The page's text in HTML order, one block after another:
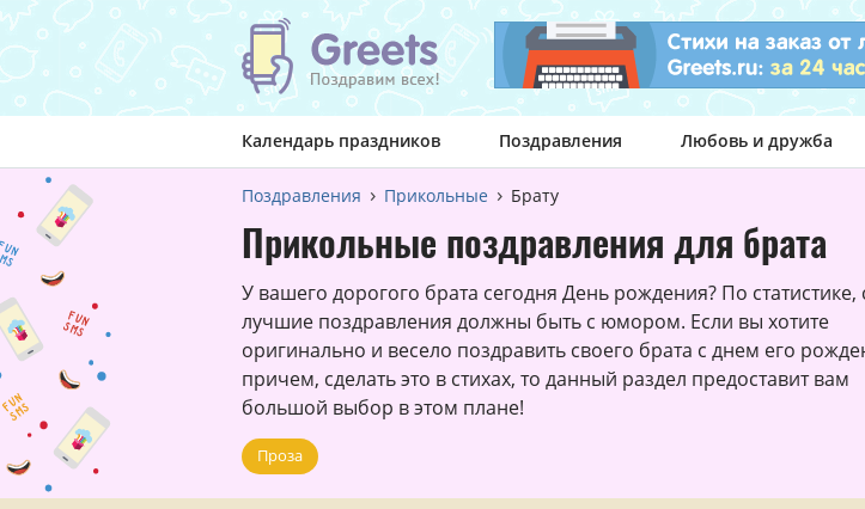
Календарь праздников Поздравления Любовь и дружба
Поздравления Прикольные Брату
Прикольные поздравления для брата
У вашего дорогого брата сегодня День рождения? По
лучшие поздравления должны быть с юмором. Если вы хотите
оригинально и весело поздравить своего брата с днем его
причем, сделать это в стихах, то данный раздел предоставит вам
большой выбор в этом плане!
Проза